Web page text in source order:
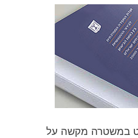
במשטרה מקשה על